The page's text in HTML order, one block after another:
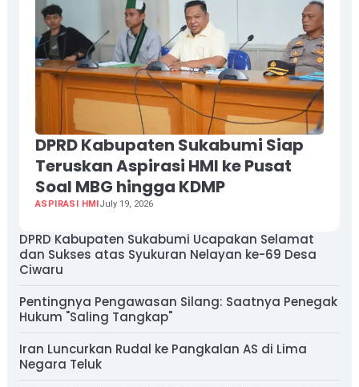
DPRD Kabupaten Sukabumi Siap
Teruskan Aspirasi HMI ke Pusat
Soal MBG hingga KDMP
ASPIRASI HMI July 19, 2026
DPRD Kabupaten Sukabumi Ucapakan Selamat
dan Sukses atas Syukuran Nelayan ke-69 Desa
Ciwaru
Pentingnya Pengawasan Silang: Saatnya Penegak
Hukum "Saling Tangkap"
Iran Luncurkan Rudal ke Pangkalan AS di Lima
Negara Teluk